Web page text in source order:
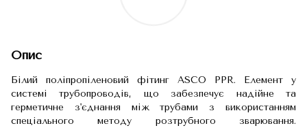
Опис
Білий поліпропіленовий фітинг ASCO PPR. Елемент у
системі трубопроводів, що забезпечує надійне та
герметичне з'єднання між трубами з використанням
спеціального методу розтрубного зварювання.